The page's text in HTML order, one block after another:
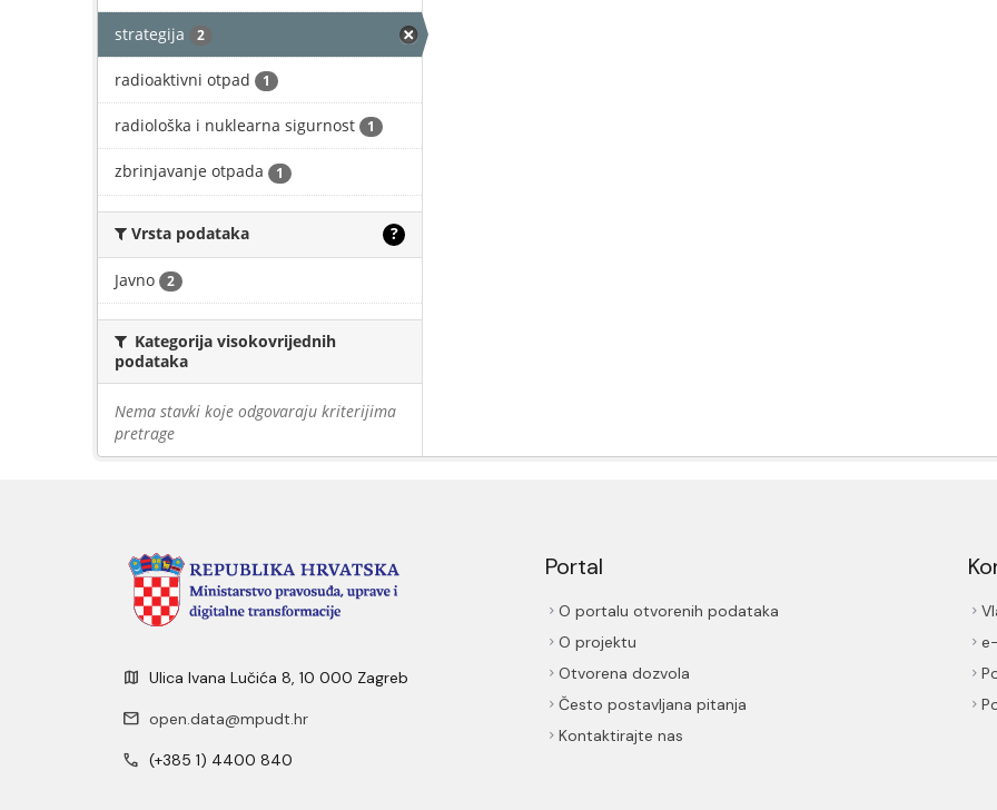
strategija 2
radioaktivni otpad 1
radiološka i nuklearna sigurnost 1
zbrinjavanje otpada 1
Vrsta podataka ?
Javno 2
Kategorija visokovrijednih
podataka
Nema stavki koje odgovaraju kriterijima
pretrage